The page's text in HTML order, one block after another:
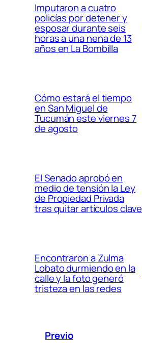
Imputaron a cuatro
policías por detener y
esposar durante seis
horas a una nena de 13
años en La Bombilla
Cómo estará el tiempo
en San Miguel de
Tucumán este viernes 7
de agosto
El Senado aprobó en
medio de tensión la Ley
de Propiedad Privada
tras quitar artículos clave
Encontraron a Zulma
Lobato durmiendo en la
calle y la foto generó
tristeza en las redes
Previo